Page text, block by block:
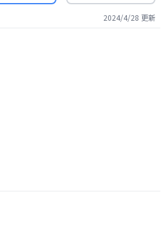
2024/4/28 更新